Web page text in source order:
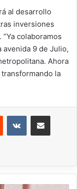
al desarrollo
inversiones
colaboramos
avenida 9 de Julio,
Ahora
la